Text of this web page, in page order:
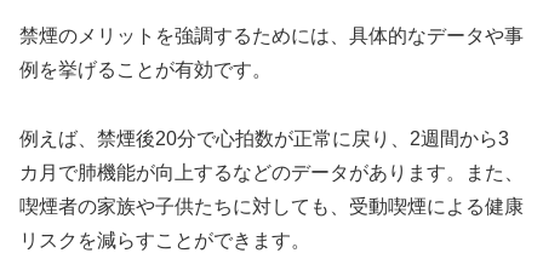
禁煙のメリットを強調するためには、具体的なデータや事
例を挙げることが有効です。
例えば、禁煙後20分で心拍数が正常に戻り、2週間から3
カ月で肺機能が向上するなどのデータがあります。また、
喫煙者の家族や子供たちに対しても、受動喫煙による健康
リスクを減らすことができます。